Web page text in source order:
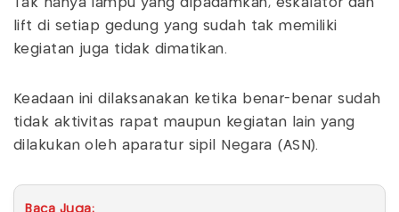
Tak hanya lampu yang dipadamkan, eskalator dan
lift di setiap gedung yang sudah tak memiliki
kegiatan juga tidak dimatikan.
Keadaan ini dilaksanakan ketika benar-benar sudah
tidak aktivitas rapat maupun kegiatan lain yang
dilakukan oleh aparatur sipil Negara (ASN).
Baca Juga: